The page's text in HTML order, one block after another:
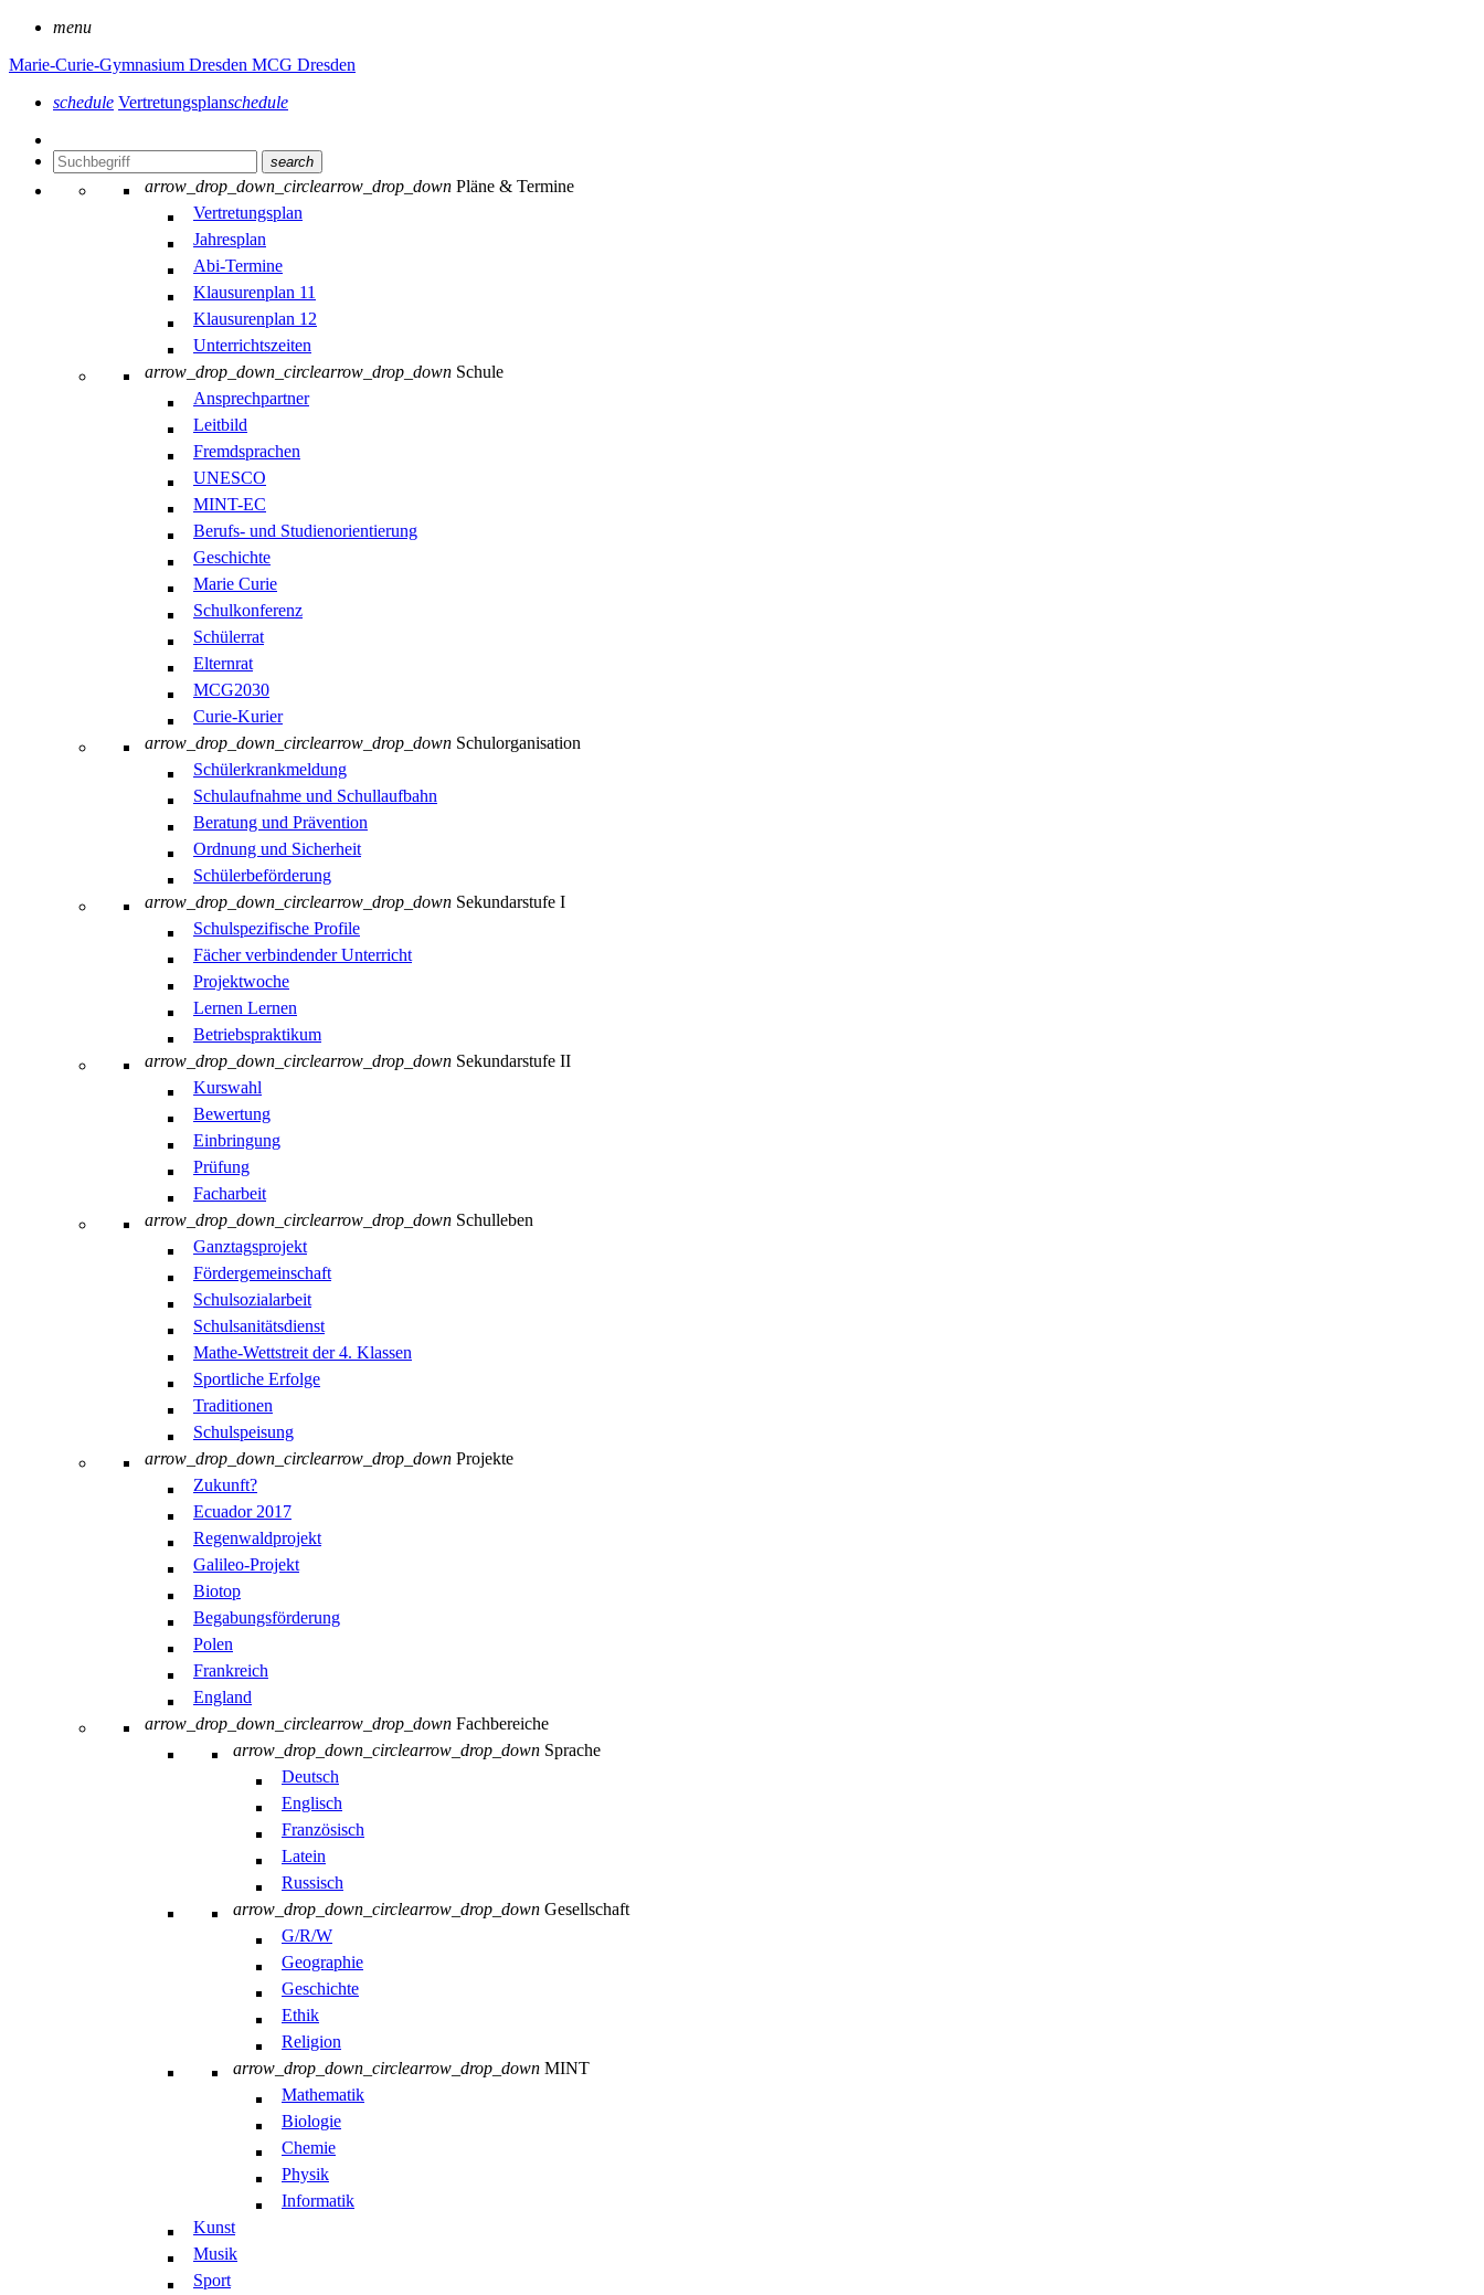
menu
Marie-Curie-Gymnasium Dresden MCG Dresden
schedule Vertretungsplanschedule
search
arrow_drop_down_circlearrow_drop_down Pläne & Termine
Vertretungsplan
Jahresplan
Abi-Termine
Klausurenplan 11
Klausurenplan 12
Unterrichtszeiten
arrow_drop_down_circlearrow_drop_down Schule
Ansprechpartner
Leitbild
Fremdsprachen
UNESCO
MINT-EC
Berufs- und Studienorientierung
Geschichte
Marie Curie
Schulkonferenz
Schülerrat
Elternrat
MCG2030
Curie-Kurier
arrow_drop_down_circlearrow_drop_down Schulorganisation
Schülerkrankmeldung
Schulaufnahme und Schullaufbahn
Beratung und Prävention
Ordnung und Sicherheit
Schülerbeförderung
arrow_drop_down_circlearrow_drop_down Sekundarstufe I
Schulspezifische Profile
Fächer verbindender Unterricht
Projektwoche
Lernen Lernen
Betriebspraktikum
arrow_drop_down_circlearrow_drop_down Sekundarstufe II
Kurswahl
Bewertung
Einbringung
Prüfung
Facharbeit
arrow_drop_down_circlearrow_drop_down Schulleben
Ganztagsprojekt
Fördergemeinschaft
Schulsozialarbeit
Schulsanitätsdienst
Mathe-Wettstreit der 4. Klassen
Sportliche Erfolge
Traditionen
Schulspeisung
arrow_drop_down_circlearrow_drop_down Projekte
Zukunft?
Ecuador 2017
Regenwaldprojekt
Galileo-Projekt
Biotop
Begabungsförderung
Polen
Frankreich
England
arrow_drop_down_circlearrow_drop_down Fachbereiche
arrow_drop_down_circlearrow_drop_down Sprache
Deutsch
Englisch
Französisch
Latein
Russisch
arrow_drop_down_circlearrow_drop_down Gesellschaft
G/R/W
Geographie
Geschichte
Ethik
Religion
arrow_drop_down_circlearrow_drop_down MINT
Mathematik
Biologie
Chemie
Physik
Informatik
Kunst
Musik
Sport